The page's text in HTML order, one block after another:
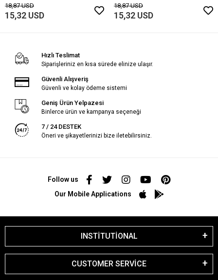
18,87 USD
15,32 USD
18,87 USD
15,32 USD
Hızlı Teslimat
Siparişleriniz en kısa sürede elinize ulaşır.
Güvenli Alışveriş
Güvenli ve kolay ödeme sistemi
Geniş Ürün Yelpazesi
Binlerce ürün ve kampanya seçeneği
7 / 24 DESTEK
Öneri ve şikayetlerinizi bize iletebilirsiniz.
Follow us
Our Mobile Applications
INSTİTUTİONAL
CUSTOMER SERVİCE